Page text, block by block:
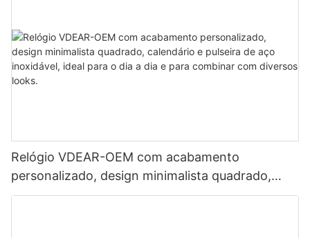
Relógio VDEAR-OEM com acabamento
personalizado, design minimalista quadrado,
calendário e pulseira de aço inoxidável, ideal